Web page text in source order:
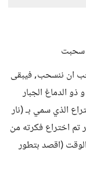
سحبت
ان ننسحب, فيبقى
ذو الدماغ الجبار
الذي سمي بـ (نار
تم اختراع فكرته من
(اقصد بتطور